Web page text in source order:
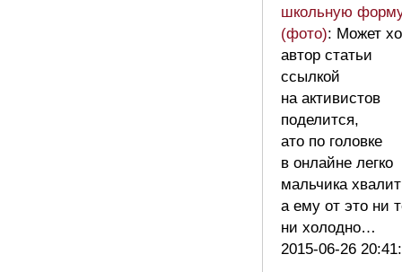
школьную
(фото): Может
автор статьи
ссылкой
на активистов
поделится,
ато по головке
в онлайне легко
мальчика
а ему от это ни
ни холодно…
2015-06-26